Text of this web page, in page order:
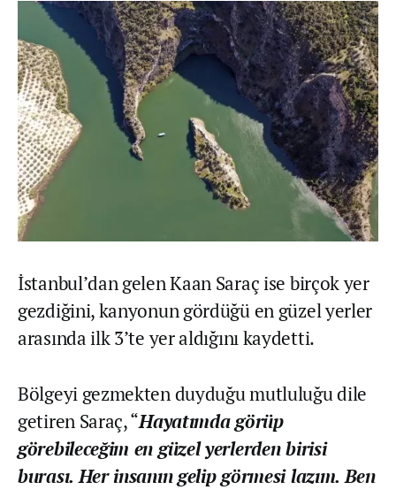
İstanbul’dan gelen Kaan Saraç ise birçok yer
gezdiğini, kanyonun gördüğü en güzel yerler
arasında ilk 3’te yer aldığını kaydetti.
Bölgeyi gezmekten duyduğu mutluluğu dile
getiren Saraç, “Hayatımda görüp
görebileceğim en güzel yerlerden birisi
burası. Her insanın gelip görmesi lazım. Ben